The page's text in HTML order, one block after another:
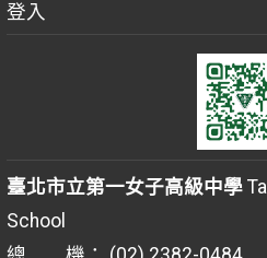
登入
臺北市立第一女子高級中學
School